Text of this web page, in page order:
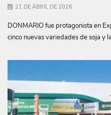
21 DE ABRIL DE 2026
DONMARIO fue protagonista en
cinco nuevas variedades de soja y